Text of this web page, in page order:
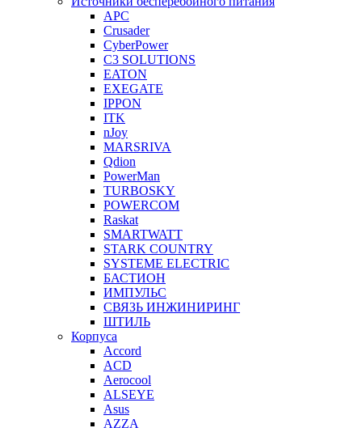
APC
Crusader
CyberPower
C3 SOLUTIONS
EATON
EXEGATE
IPPON
ITK
nJoy
MARSRIVA
Qdion
PowerMan
TURBOSKY
POWERCOM
Raskat
SMARTWATT
STARK COUNTRY
SYSTEME ELECTRIC
БАСТИОН
ИМПУЛЬС
СВЯЗЬ ИНЖИНИРИНГ
ШТИЛЬ
Корпуса
Accord
ACD
Aerocool
ALSEYE
Asus
AZZA